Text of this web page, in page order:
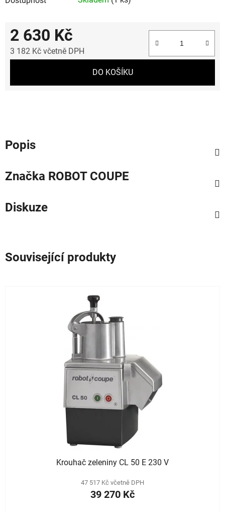
2 630 Kč
3 182 Kč včetně DPH
DO KOŠÍKU
Popis
Značka ROBOT COUPE
Diskuze
Související produkty
Krouhač zeleniny CL 50 E 230 V
47 517 Kč včetně DPH
39 270 Kč